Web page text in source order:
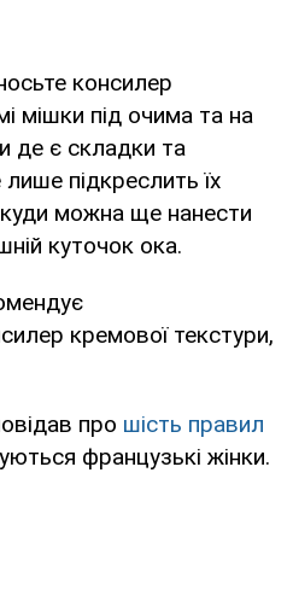
консилер
мішки під очима та на
де є складки та
підкреслить їх
можна ще нанести
куточок ока.
кремової текстури,
про шість правил
французькі жінки.